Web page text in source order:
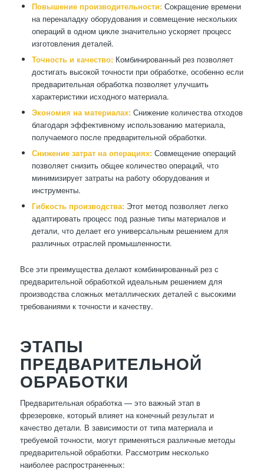
Повышение производительности:Сокращение времени
на переналадку оборудования и совмещение нескольких
операций в одном цикле значительно ускоряет процесс
изготовления деталей.
Точность и качество:Комбинированный рез позволяет
достигать высокой точности при обработке, особенно если
предварительная обработка позволяет улучшить
характеристики исходного материала.
Экономия на материалах:Снижение количества отходов
благодаря эффективному использованию материала,
получаемого после предварительной обработки.
Снижение затрат на операциях:Совмещение операций
позволяет снизить общее количество операций, что
минимизирует затраты на работу оборудования и
инструменты.
Гибкость производства:Этот метод позволяет легко
адаптировать процесс под разные типы материалов и
детали, что делает его универсальным решением для
различных отраслей промышленности.
Все эти преимущества делают комбинированный рез с
предварительной обработкой идеальным решением для
производства сложных металлических деталей с высокими
требованиями к точности и качеству.
ЭТАПЫ
ПРЕДВАРИТЕЛЬНОЙ
ОБРАБОТКИ
Предварительная обработка — это важный этап в
фрезеровке, который влияет на конечный результат и
качество детали. В зависимости от типа материала и
требуемой точности, могут применяться различные методы
предварительной обработки. Рассмотрим несколько
наиболее распространенных: